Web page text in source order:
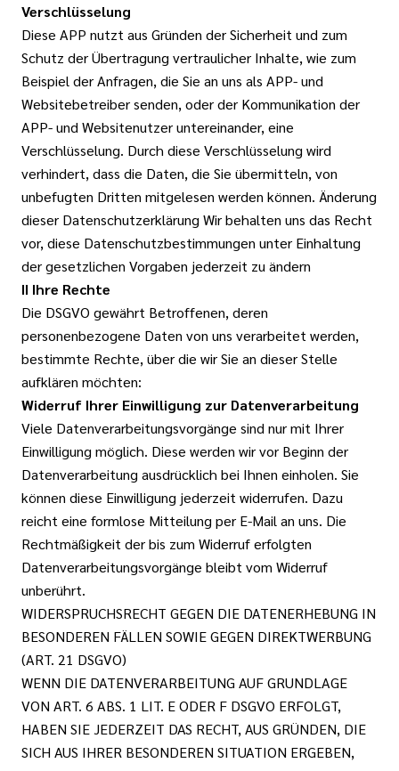
Verschlüsselung
Diese APP nutzt aus Gründen der Sicherheit und zum
Schutz der Übertragung vertraulicher Inhalte, wie zum
Beispiel der Anfragen, die Sie an uns als APP- und
Websitebetreiber senden, oder der Kommunikation der
APP- und Websitenutzer untereinander, eine
Verschlüsselung. Durch diese Verschlüsselung wird
verhindert, dass die Daten, die Sie übermitteln, von
unbefugten Dritten mitgelesen werden können. Änderung
dieser Datenschutzerklärung Wir behalten uns das Recht
vor, diese Datenschutzbestimmungen unter Einhaltung
der gesetzlichen Vorgaben jederzeit zu ändern
II Ihre Rechte
Die DSGVO gewährt Betroffenen, deren
personenbezogene Daten von uns verarbeitet werden,
bestimmte Rechte, über die wir Sie an dieser Stelle
aufklären möchten:
Widerruf Ihrer Einwilligung zur Datenverarbeitung
Viele Datenverarbeitungsvorgänge sind nur mit Ihrer
Einwilligung möglich. Diese werden wir vor Beginn der
Datenverarbeitung ausdrücklich bei Ihnen einholen. Sie
können diese Einwilligung jederzeit widerrufen. Dazu
reicht eine formlose Mitteilung per E-Mail an uns. Die
Rechtmäßigkeit der bis zum Widerruf erfolgten
Datenverarbeitungsvorgänge bleibt vom Widerruf
unberührt.
WIDERSPRUCHSRECHT GEGEN DIE DATENERHEBUNG IN
BESONDEREN FÄLLEN SOWIE GEGEN DIREKTWERBUNG
(ART. 21 DSGVO)
WENN DIE DATENVERARBEITUNG AUF GRUNDLAGE
VON ART. 6 ABS. 1 LIT. E ODER F DSGVO ERFOLGT,
HABEN SIE JEDERZEIT DAS RECHT, AUS GRÜNDEN, DIE
SICH AUS IHRER BESONDEREN SITUATION ERGEBEN,